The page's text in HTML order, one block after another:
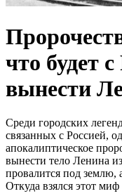
что будет
вынести
Среди городских
связанных с Россией,
апокалиптическое
вынести тело Ленина
провалится под землю,
Откуда взялся этот